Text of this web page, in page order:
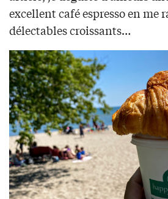
excellent café espresso en me
délectables croissants…